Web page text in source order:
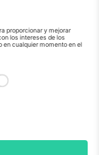
puede variar en
el pie de